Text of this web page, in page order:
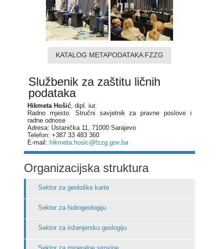
KATALOG METAPODATAKA FZZG
Službenik za zaštitu ličnih
podataka
Hikmeta Hošić, dipl. iur.
Radno mjesto: Stručni savjetnik za pravne poslove i
radne odnose
Adresa: Ustanička 11, 71000 Sarajevo
Telefon: +387 33 483 360
E-mail: hikmeta.hosic@fzzg.gov.ba
Organizacijska struktura
Sektor za geološke karte
Sektor za hidrogeologiju
Sektor za inženjersku geologiju